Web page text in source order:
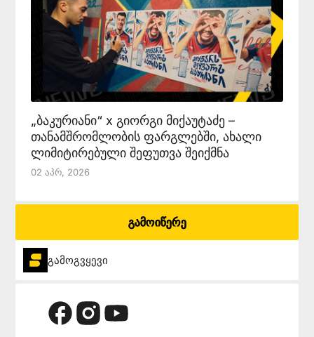
„ბაკურიანი“ x გიორგი მიქაუტაძე –
თანამშრომლობის ფარგლებში, ახალი
ლიმიტირებული შეფუთვა შეიქმნა
02 Აპრ, 2026
გამოიწერე
გამოგვყევი